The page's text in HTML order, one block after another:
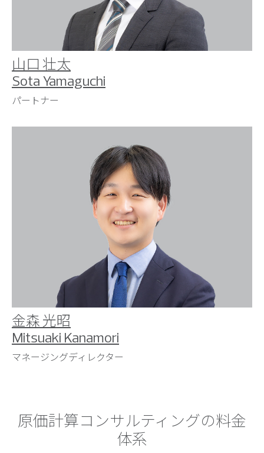
山口 壮太
Sota Yamaguchi
パートナー
金森 光昭
Mitsuaki Kanamori
マネージングディレクター
原価計算コンサルティングの料金
体系